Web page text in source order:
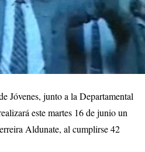
Jóvenes, junto a la Departamental
este martes 16 de junio un
Aldunate, al cumplirse 42